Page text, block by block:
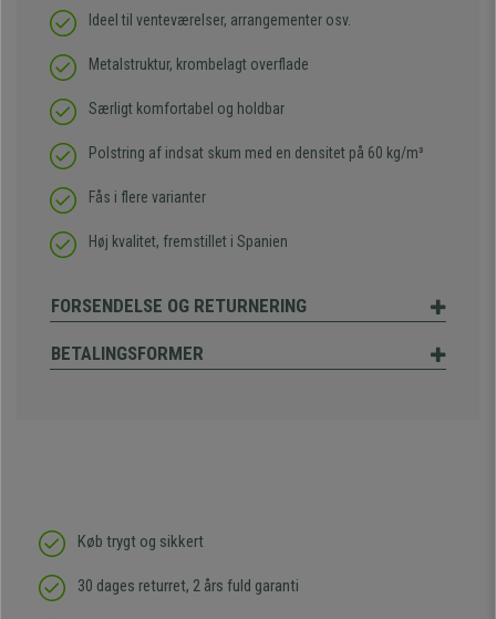
Ideel til venteværelser, arrangementer osv.
Metalstruktur, krombelagt overflade
Særligt komfortabel og holdbar
Polstring af indsat skum med en densitet på 60 kg/m³
Fås i flere varianter
Høj kvalitet, fremstillet i Spanien
FORSENDELSE OG RETURNERING
BETALINGSFORMER
Køb trygt og sikkert
30 dages returret, 2 års fuld garanti